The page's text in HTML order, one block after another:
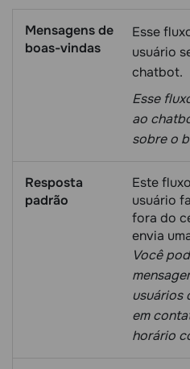
Mensagens de
boas-vindas
Esse
usuário
chatbot.
Esse
ao
sobre o
Resposta
padrão
Este
usuário
fora do
envia
Você
usuários
em
horário